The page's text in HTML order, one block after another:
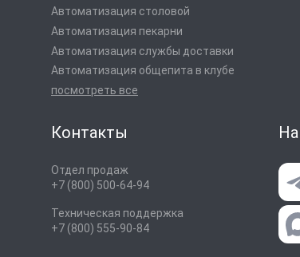
Контакты
Отдел продаж
+7 (800) 500-64-94
Техническая поддержка
+7 (800) 555-90-84
Автоматизация столовой
Автоматизация пекарни
Автоматизация службы доставки
Автоматизация общепита в клубе
посмотреть все